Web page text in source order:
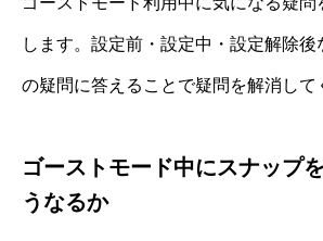
します。設定前・設定中・設定解除
の疑問に答えることで疑問を解消して
ゴーストモード中にスナップ
うなるか